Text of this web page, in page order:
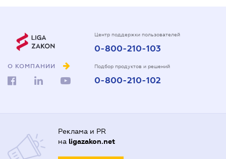
О КОМПАНИИ
Центр поддержки пользователей
0-800-210-103
Подбор продуктов и решений
0-800-210-102
Реклама и PR
на ligazakon.net